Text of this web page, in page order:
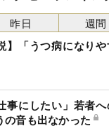
】「うつ病になり
事にしたい」若者
音も出なかった
昨日 週間